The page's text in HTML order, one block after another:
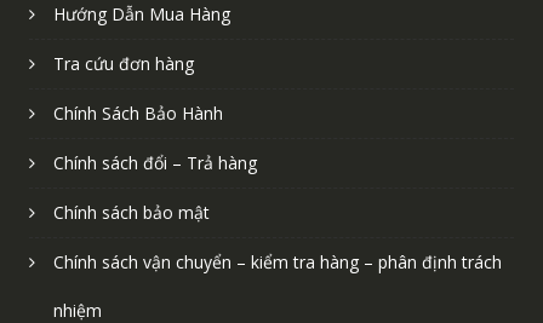
Hướng Dẫn Mua Hàng
Tra cứu đơn hàng
Chính Sách Bảo Hành
Chính sách đổi – Trả hàng
Chính sách bảo mật
Chính sách vận chuyển – kiểm tra hàng – phân định trách
nhiệm